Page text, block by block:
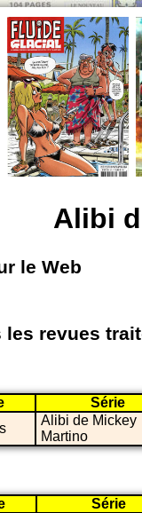
Alibi
le Web
revues
Série
Alibi de Mickey
Martino
Série